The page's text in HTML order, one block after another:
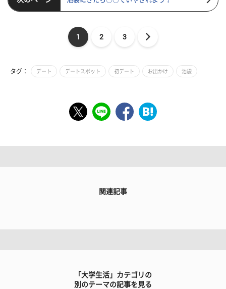
1 2 3
タグ： デート デートスポット 初デート お出かけ 池袋
関連記事
「大学生活」カテゴリの
別のテーマの記事を見る